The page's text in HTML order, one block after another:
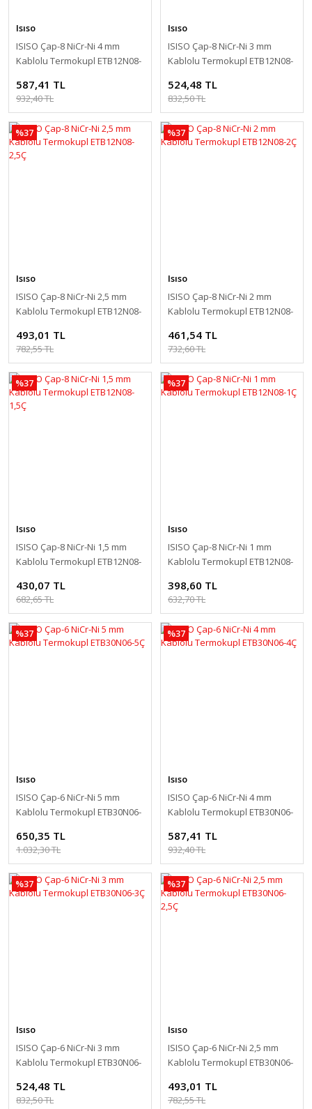
Isıso
ISISO Çap-8 NiCr-Ni 4 mm
Kablolu Termokupl ETB12N08-
587,41 TL
932,40 TL
Isıso
ISISO Çap-8 NiCr-Ni 3 mm
Kablolu Termokupl ETB12N08-
524,48 TL
832,50 TL
%37
Isıso
ISISO Çap-8 NiCr-Ni 2,5 mm
Kablolu Termokupl ETB12N08-
493,01 TL
782,55 TL
%37
Isıso
ISISO Çap-8 NiCr-Ni 2 mm
Kablolu Termokupl ETB12N08-
461,54 TL
732,60 TL
%37
Isıso
ISISO Çap-8 NiCr-Ni 1,5 mm
Kablolu Termokupl ETB12N08-
430,07 TL
682,65 TL
%37
Isıso
ISISO Çap-8 NiCr-Ni 1 mm
Kablolu Termokupl ETB12N08-
398,60 TL
632,70 TL
%37
Isıso
ISISO Çap-6 NiCr-Ni 5 mm
Kablolu Termokupl ETB30N06-
650,35 TL
1.032,30 TL
%37
Isıso
ISISO Çap-6 NiCr-Ni 4 mm
Kablolu Termokupl ETB30N06-
587,41 TL
932,40 TL
%37
Isıso
ISISO Çap-6 NiCr-Ni 3 mm
Kablolu Termokupl ETB30N06-
524,48 TL
832,50 TL
%37
Isıso
ISISO Çap-6 NiCr-Ni 2,5 mm
Kablolu Termokupl ETB30N06-
493,01 TL
782,55 TL